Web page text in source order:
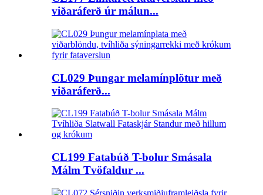
viðaráferð úr málun...
CL029 Þungar melamínplötur með
viðaráferð...
CL199 Fatabúð T-bolur Smásala
Málm Tvöfaldur ...